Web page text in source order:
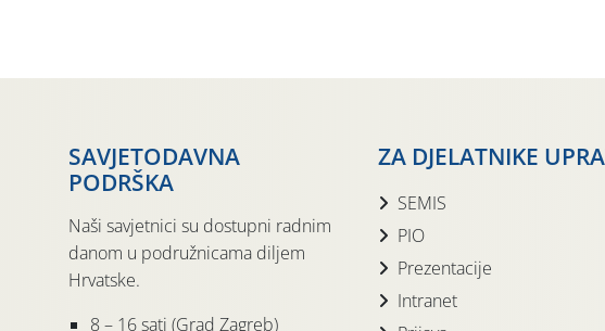
SAVJETODAVNA
PODRŠKA
Naši savjetnici su dostupni radnim
danom u podružnicama diljem
Hrvatske.
8 – 16 sati (Grad Zagreb)
ZA DJELATNIKE
SEMIS
PIO
Prezentacije
Intranet